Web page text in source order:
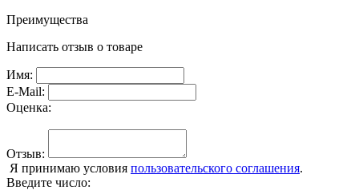
Преимущества
Написать отзыв о товаре
Имя:
E-Mail:
Оценка:
Отзыв:
Я принимаю условия пользовательского соглашения.
Введите число: